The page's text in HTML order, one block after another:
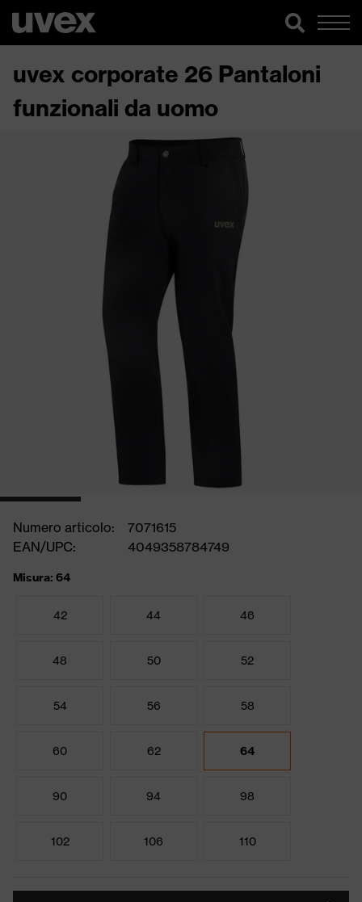
uvex corporate 26 Pantaloni
funzionali da uomo
Numero articolo:
7071615
EAN/UPC:
4049358784749
Misura: 64
42 44 46
48 50 52
54 56 58
60 62 64
90 94 98
102 106 110